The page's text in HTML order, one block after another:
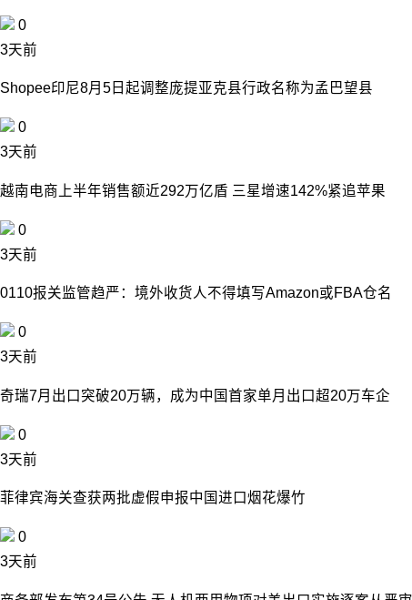
0
3天前
Shopee印尼8月5日起调整庞提亚克县行政名称为孟巴望县
0
3天前
越南电商上半年销售额近292万亿盾 三星增速142%紧追苹果
0
3天前
0110报关监管趋严：境外收货人不得填写Amazon或FBA仓名
0
3天前
奇瑞7月出口突破20万辆，成为中国首家单月出口超20万车企
0
3天前
菲律宾海关查获两批虚假申报中国进口烟花爆竹
0
3天前